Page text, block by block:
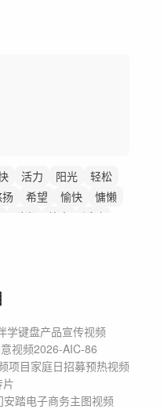
活力 阳光
轻松
希望 愉快
慵懒
时尚 放克
活动
音探店
学键盘产品宣传视频
视频2026-AIC-86
项目家庭日招募预热视频
安踏电子商务主图视频